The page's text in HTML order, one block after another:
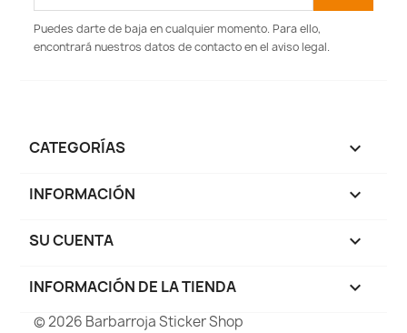
Puedes darte de baja en cualquier momento. Para ello,
encontrará nuestros datos de contacto en el aviso legal.
CATEGORÍAS 
INFORMACIÓN 
SU CUENTA 
INFORMACIÓN DE LA TIENDA keyboard_arrow_down
© 2026 Barbarroja Sticker Shop